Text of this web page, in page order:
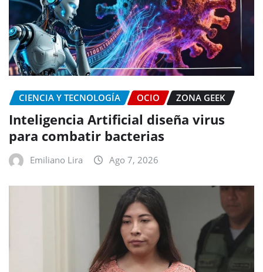
CIENCIA Y TECNOLOGÍA OCIO ZONA GEEK
Inteligencia Artificial diseña virus
para combatir bacterias
Emiliano Lira Ago 7, 2026